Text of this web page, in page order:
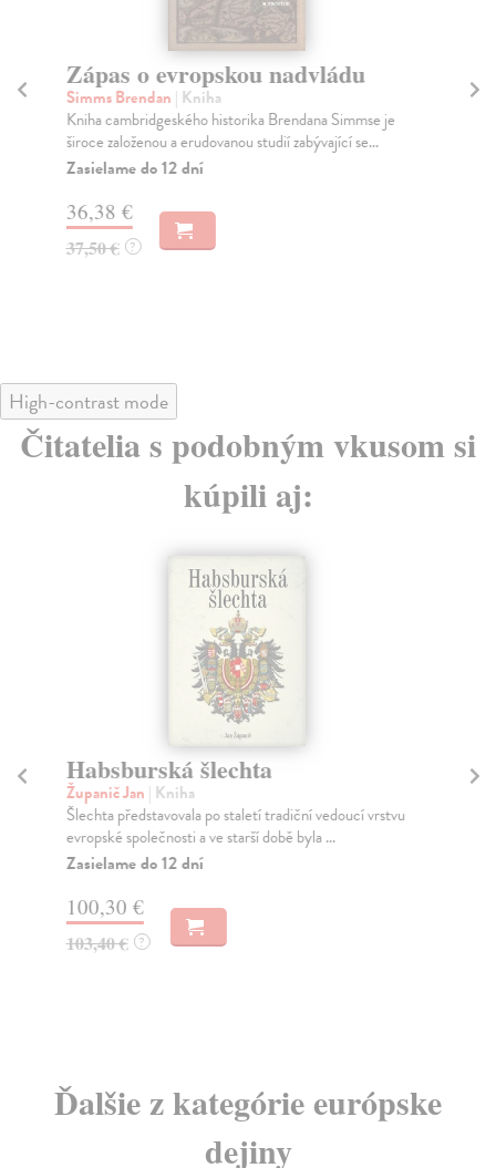
Zápas o evropskou nadvládu
Simms Brendan | Kniha
Kniha cambridgeského historika Brendana Simmse je
široce založenou a erudovanou studií zabývající se...
Zasielame do 12 dní
36,38 €
37,50 € ?
High-contrast mode
Čitatelia s podobným vkusom si
kúpili aj:
Habsburská šlechta
Županič Jan | Kniha
Šlechta představovala po staletí tradiční vedoucí vrstvu
evropské společnosti a ve starší době byla ...
Zasielame do 12 dní
100,30 €
103,40 € ?
Ďalšie z kategórie európske
dejiny